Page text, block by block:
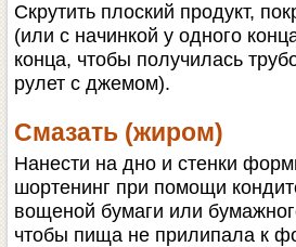
Скрутить плоский продукт,
(или с начинкой у одного
конца, чтобы получилась
рулет с джемом).
Смазать (жиром)
Нанести на дно и стенки
шортенинг при помощи
вощеной бумаги или
чтобы пища не прилипала к